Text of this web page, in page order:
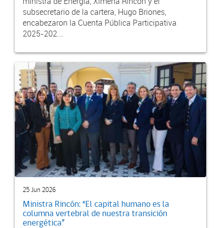
subsecretario de la cartera, Hugo Briones,
encabezaron la Cuenta Pública Participativa
2025-202...
25 Jun 2026
Ministra Rincón: “El capital humano es la
columna vertebral de nuestra transición
energética”